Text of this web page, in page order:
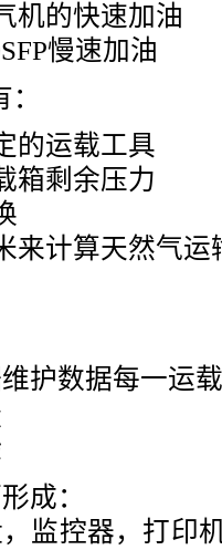
机的快速加油
慢速加油
的运载工具
箱剩余压力
来计算天然气运
护数据每一运
成：
监控器，打印